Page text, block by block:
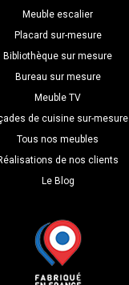
Meuble escalier
Placard sur-mesure
Bibliothèque sur mesure
Bureau sur mesure
Meuble TV
de cuisine sur-mesure
Tous nos meubles
de nos clients
Le Blog